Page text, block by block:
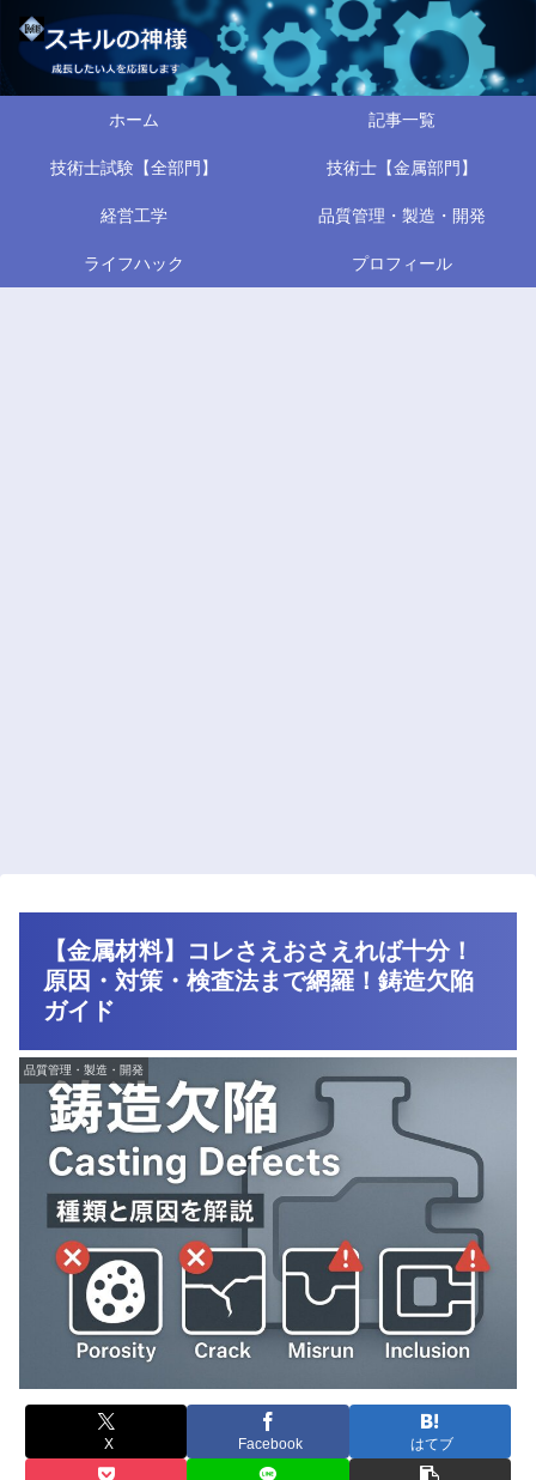
ホーム 記事一覧
技術士試験【全部門】 技術士【金属部門】
経営工学 品質管理・製造・開発
ライフハック プロフィール
【金属材料】コレさえおさえれば十分！
原因・対策・検査法まで網羅！鋳造欠陥
ガイド
品質管理・製造・開発
X Facebook はてブ